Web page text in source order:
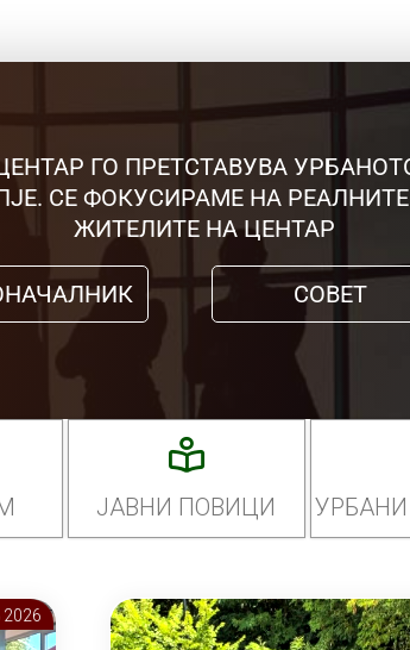
ГО ПРЕТСТАВУВА
СЕ ФОКУСИРАМЕ НА
ЖИТЕЛИТЕ НА ЦЕНТАР
СОВЕТ
ЈАВНИ ПОВИЦИ
2026